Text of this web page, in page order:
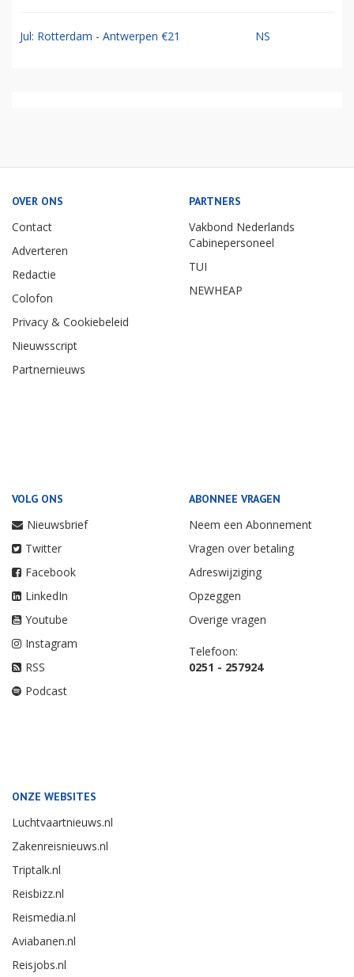
Jul: Rotterdam - Antwerpen €21 NS
OVER ONS
Contact
Adverteren
Redactie
Colofon
Privacy & Cookiebeleid
Nieuwsscript
Partnernieuws
PARTNERS
Vakbond Nederlands
Cabinepersoneel
TUI
NEWHEAP
VOLG ONS
Nieuwsbrief
Twitter
Facebook
LinkedIn
Youtube
Instagram
RSS
Podcast
ABONNEE VRAGEN
Neem een Abonnement
Vragen over betaling
Adreswijziging
Opzeggen
Overige vragen
Telefoon:
0251 - 257924
ONZE WEBSITES
Luchtvaartnieuws.nl
Zakenreisnieuws.nl
Triptalk.nl
Reisbizz.nl
Reismedia.nl
Aviabanen.nl
Reisjobs.nl